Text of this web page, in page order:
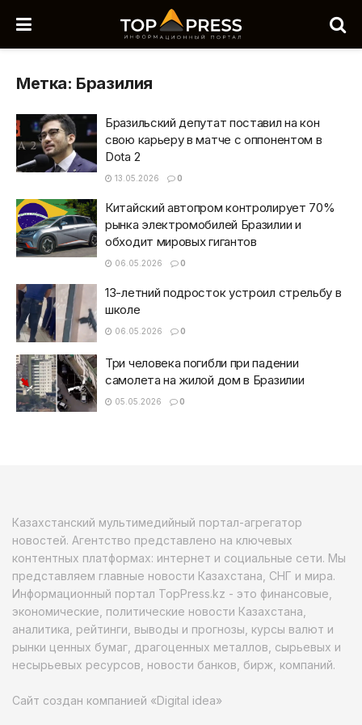
Метка: Бразилия
Бразильский депутат поставил на кон
свою карьеру в матче с оппонентом в
Dota 2
13.05.2026 0
Китайский автопром контролирует 70%
рынка электромобилей Бразилии и
обходит мировых гигантов
06.05.2026 0
13-летний подросток устроил стрельбу в
школе
06.05.2026 0
Три человека погибли при падении
самолета на жилой дом в Бразилии
05.05.2026 0
Казахстанский мультимедийный портал-агрегатор
новостей. Агентство представлено на ключевых
контентных платформах: интернет и социальные сети. Мы
представляем главные новости Казахстана, СНГ и мира.
Информационный портал TopPress.kz - это финансовые,
экономические, политические новости Казахстана,
аналитика, рейтинги, выводы и прогнозы, курсы валют и
рынки ценных бумаг, драгоценных металлов, сырьевых и
несырьевых ресурсов, новости банков, бирж, компаний.
Сайт создан компанией «Digital idea»